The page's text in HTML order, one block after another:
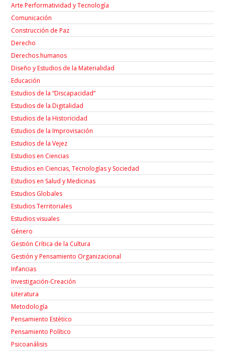
Arte Performatividad y Tecnología
Comunicación
Construcción de Paz
Derecho
Derechos humanos
Diseño y Estudios de la Materialidad
Educación
Estudios de la “Discapacidad”
Estudios de la Digitalidad
Estudios de la Historicidad
Estudios de la Improvisación
Estudios de la Vejez
Estudios en Ciencias
Estudios en Ciencias, Tecnologías y Sociedad
Estudios en Salud y Medicinas
Estudios Globales
Estudios Territoriales
Estudios visuales
Género
Gestión Crítica de la Cultura
Gestión y Pensamiento Organizacional
Infancias
Investigación-Creación
Łiteratura
Metodología
Pensamiento Estético
Pensamiento Político
Psicoanálisis